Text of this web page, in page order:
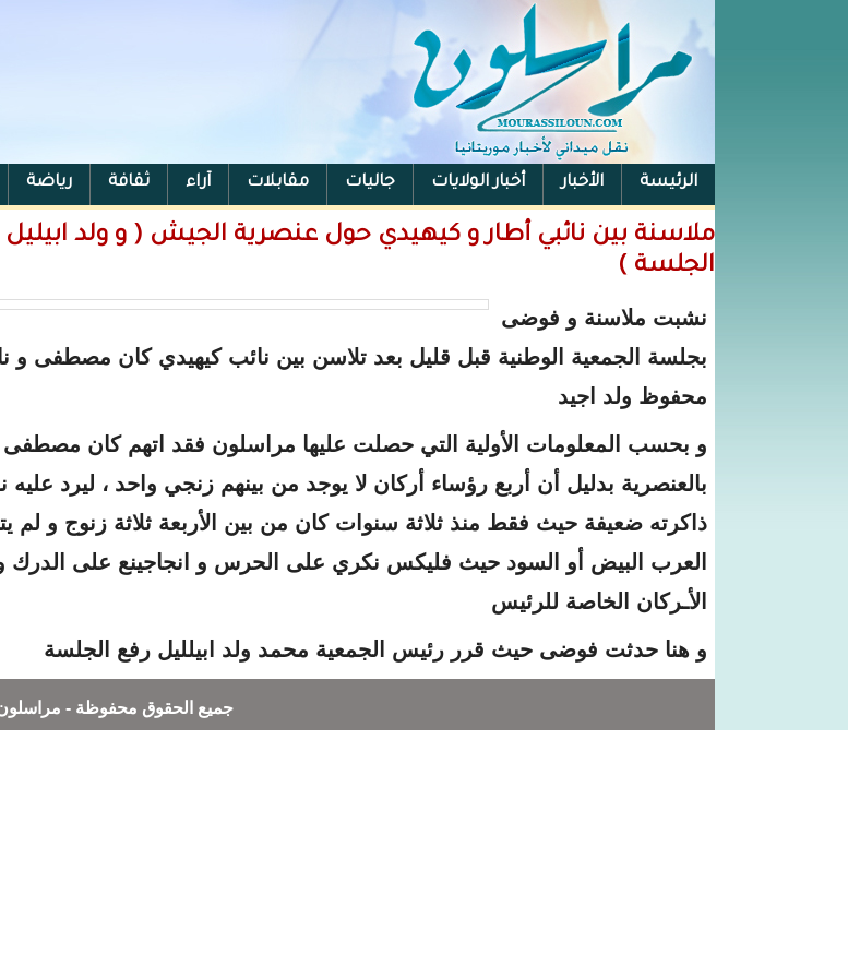
الرئيسة الأخبار أخبار الولايات جاليات مقابلات آراء ثقافة رياضة
ملاسنة بين نائبي أطار و كيهيدي حول عنصرية الجيش ( و ولد
الجلسة )
نشبت ملاسنة و فوضى
بجلسة الجمعية الوطنية قبل قليل بعد تلاسن بين نائب كيهيدي كان مصطفى و
محفوظ ولد اجيد
و بحسب المعلومات الأولية التي حصلت عليها مراسلون فقد اتهم كان مصطفى
بالعنصرية بدليل أن أربع رؤساء أركان لا يوجد من بينهم زنجي واحد ، ليرد عليه
ذاكرته ضعيفة حيث فقط منذ ثلاثة سنوات كان من بين الأربعة ثلاثة زنوج و لم
العرب البيض أو السود حيث فليكس نكري على الحرس و انجاجينع على الدرك و
الأـركان الخاصة للرئيس
و هنا حدثت فوضى حيث قرر رئيس الجمعية محمد ولد ابيلليل رفع الجلسة
جميع الحقوق محفوظة -